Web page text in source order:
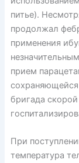
питье).
продолжал
применения
прием
бригада
При
температура